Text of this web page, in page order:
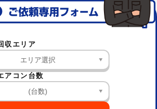
収エリア
アコン台数